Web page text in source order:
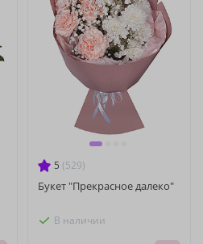
5 (529)
Букет "Прекрасное далеко"
В наличии